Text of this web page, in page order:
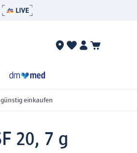
einkaufen
20, 7 g